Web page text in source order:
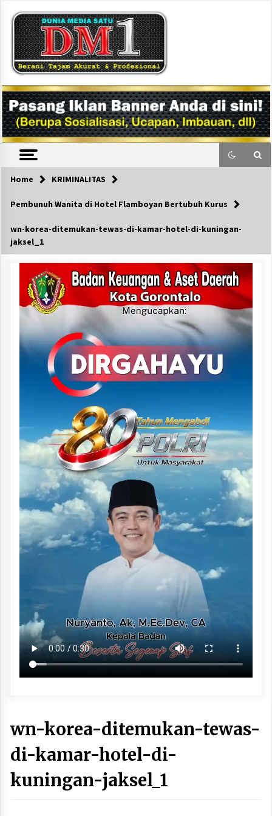
content
DM1
Home KRIMINALITAS
Pembunuh Wanita di Hotel Flamboyan Bertubuh Kurus
wn-korea-ditemukan-tewas-di-kamar-hotel-di-kuningan-
jaksel_1
wn-korea-ditemukan-tewas-
di-kamar-hotel-di-
kuningan-jaksel_1